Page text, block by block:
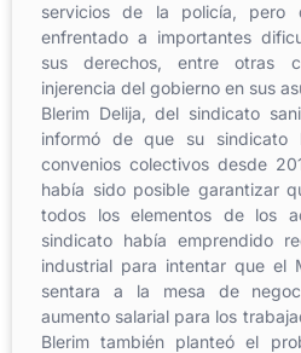
servicios de la policía, pero
enfrentado a importantes
sus derechos, entre otras
injerencia del gobierno en sus
Blerim Delija, del sindicato
informó de que su sindicato
convenios colectivos desde
había sido posible garantizar
todos los elementos de los
sindicato había emprendido
industrial para intentar que el
sentara a la mesa de
aumento salarial para los
Blerim también planteó el